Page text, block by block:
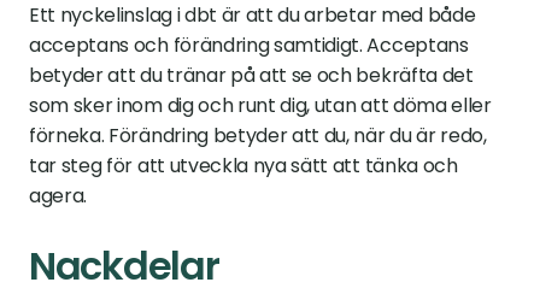
Ett nyckelinslag i dbt är att du arbetar med både
acceptans och förändring samtidigt. Acceptans
betyder att du tränar på att se och bekräfta det
som sker inom dig och runt dig, utan att döma eller
förneka. Förändring betyder att du, när du är redo,
tar steg för att utveckla nya sätt att tänka och
agera.
Nackdelar